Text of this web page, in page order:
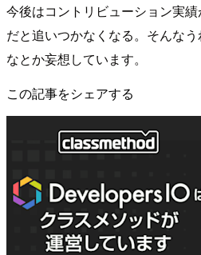
今後はコントリビューション実
だと追いつかなくなる。そんな
なとか妄想しています。
この記事をシェアする